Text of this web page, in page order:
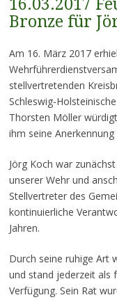
16.03.2017
Bronze für
Am 16. März 2017
stellvertretenden
Schleswig-
Thorsten Möller
ihm seine Anerkennung
Jörg Koch war
unserer Wehr und
Stellvertreter des
kontinuierliche
Jahren.
Durch seine ruhige Art
und stand jederzeit als
Verfügung. Sein Rat